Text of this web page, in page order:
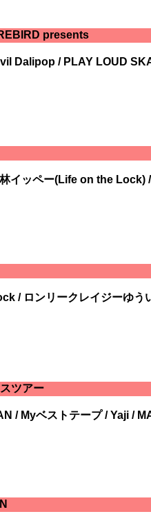
presents
Dalipop / PLAY LOUD
イッペー(Life on the
/ ロンリークレイジーゆう
ツアー
/ Myベストテープ / Yaji /